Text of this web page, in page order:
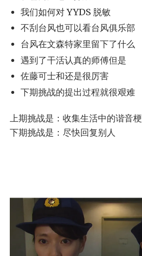
我们如何对 YYDS 脱敏
不刮台风也可以看台风俱乐部
台风在文森特家里留下了什么
遇到了干活认真的师傅但是
佐藤可士和还是很厉害
下期挑战的提出过程就很艰难
上期挑战是：收集生活中的谐音梗
下期挑战是：尽快回复别人